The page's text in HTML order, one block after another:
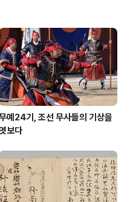
건, 202
사망자는
다 사망한다.
·기피하는
‘장사 등에
예24기, 조선 무사들의 기상을
보다